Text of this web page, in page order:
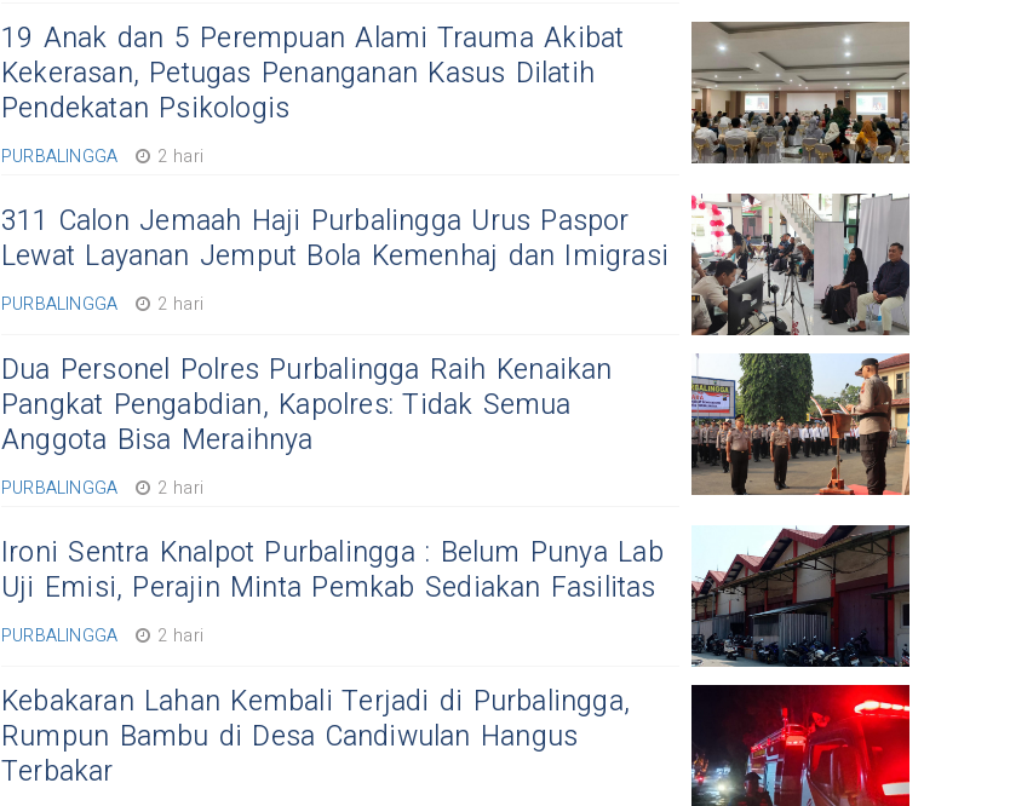
19 Anak dan 5 Perempuan Alami Trauma Akibat
Kekerasan, Petugas Penanganan Kasus Dilatih
Pendekatan Psikologis
PURBALINGGA 2 hari
311 Calon Jemaah Haji Purbalingga Urus Paspor
Lewat Layanan Jemput Bola Kemenhaj dan Imigrasi
PURBALINGGA 2 hari
Dua Personel Polres Purbalingga Raih Kenaikan
Pangkat Pengabdian, Kapolres: Tidak Semua
Anggota Bisa Meraihnya
PURBALINGGA 2 hari
Ironi Sentra Knalpot Purbalingga : Belum Punya Lab
Uji Emisi, Perajin Minta Pemkab Sediakan Fasilitas
PURBALINGGA 2 hari
Kebakaran Lahan Kembali Terjadi di Purbalingga,
Rumpun Bambu di Desa Candiwulan Hangus
Terbakar